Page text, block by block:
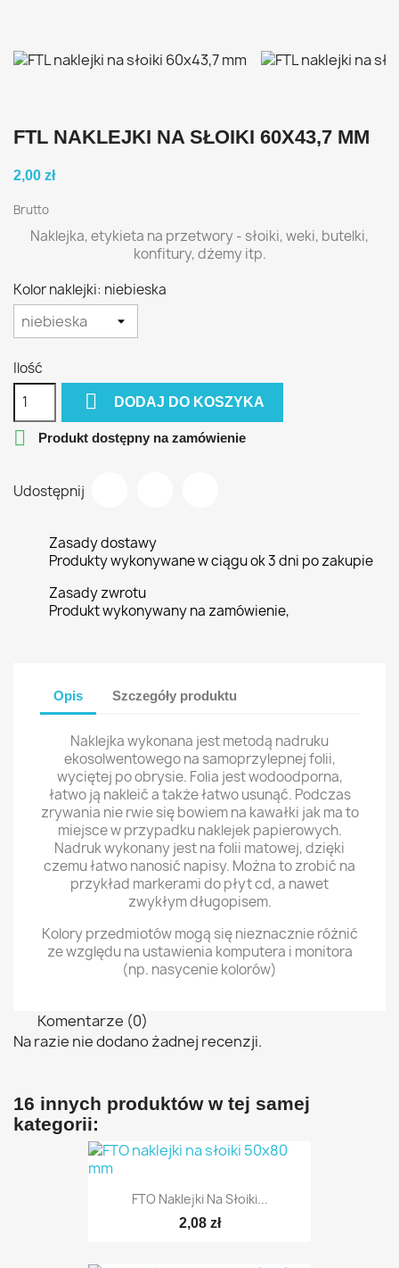
FTL NAKLEJKI NA SŁOIKI 60X43,7 MM
2,00 zł
Brutto
Naklejka, etykieta na przetwory - słoiki, weki, butelki,
konfitury, dżemy itp.
Kolor naklejki: niebieska
Ilość
 DODAJ DO KOSZYKA
 Produkt dostępny na zamówienie
Udostępnij
Zasady dostawy
Produkty wykonywane w ciągu ok 3 dni po zakupie
Zasady zwrotu
Produkt wykonywany na zamówienie,
Opis Szczegóły produktu
Naklejka wykonana jest metodą nadruku
ekosolwentowego na samoprzylepnej folii,
wyciętej po obrysie. Folia jest wodoodporna,
łatwo ją nakleić a także łatwo usunąć. Podczas
zrywania nie rwie się bowiem na kawałki jak ma to
miejsce w przypadku naklejek papierowych.
Nadruk wykonany jest na folii matowej, dzięki
czemu łatwo nanosić napisy. Można to zrobić na
przykład markerami do płyt cd, a nawet
zwykłym długopisem.
Kolory przedmiotów mogą się nieznacznie różnić
ze względu na ustawienia komputera i monitora
(np. nasycenie kolorów)
Komentarze (0)
Na razie nie dodano żadnej recenzji.
16 innych produktów w tej samej
kategorii:
FTO Naklejki Na Słoiki...
2,08 zł